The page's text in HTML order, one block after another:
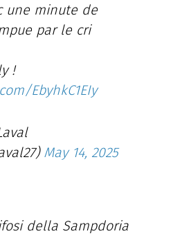
une minute de
par le cri
!
EbyhkC1EIy
May 14, 2025
della Sampdoria